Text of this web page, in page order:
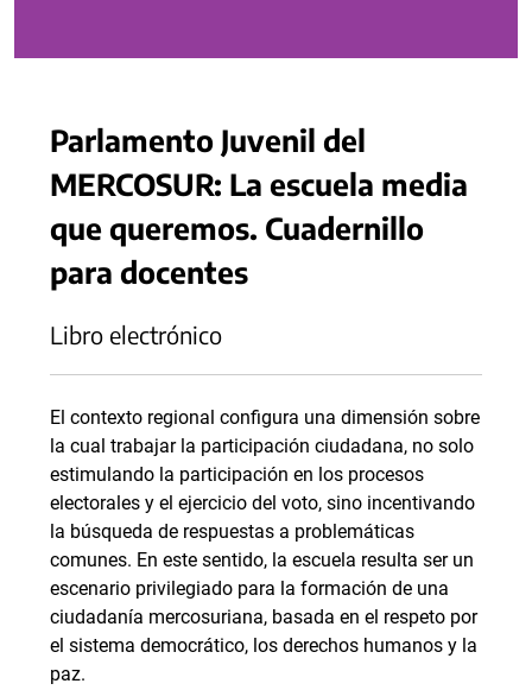
Parlamento Juvenil del
MERCOSUR: La escuela media
que queremos. Cuadernillo
para docentes
Libro electrónico
El contexto regional configura una dimensión sobre
la cual trabajar la participación ciudadana, no solo
estimulando la participación en los procesos
electorales y el ejercicio del voto, sino incentivando
la búsqueda de respuestas a problemáticas
comunes. En este sentido, la escuela resulta ser un
escenario privilegiado para la formación de una
ciudadanía mercosuriana, basada en el respeto por
el sistema democrático, los derechos humanos y la
paz.